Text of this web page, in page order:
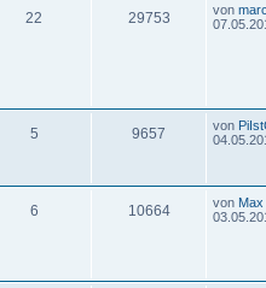
22 29753 von
5 9657 von
6 10664 von